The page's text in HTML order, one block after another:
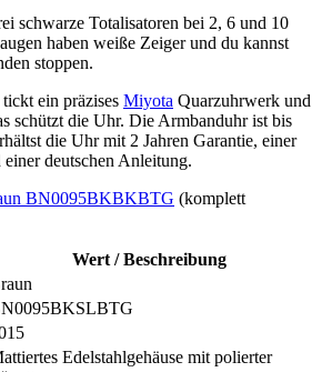
schwarze Totalisatoren bei 2, 6 und 10
haben weiße Zeiger und du kannst
stoppen.
ein präzises Miyota Quarzuhrwerk und
schützt die Uhr. Die Armbanduhr ist bis
die Uhr mit 2 Jahren Garantie, einer
deutschen Anleitung.
BN0095BKBKBTG (komplett
Wert / Beschreibung
Edelstahlgehäuse mit polierter